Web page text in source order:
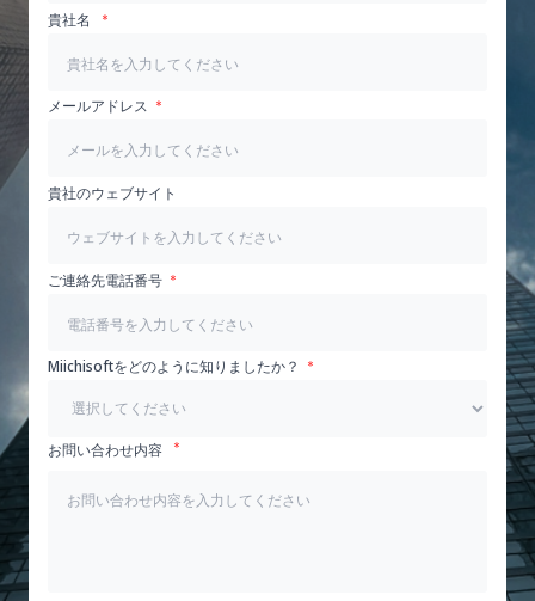
貴社名
メールアドレス
貴社のウェブサイト
ご連絡先電話番号
Miichisoftをどのように知りましたか？
お問い合わせ内容